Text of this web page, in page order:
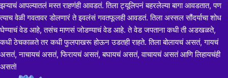
झऱ्याचं आपल्यातलं मस्त राहणंही आवडतं. तिला ट्यूलिपनं बहरलेल्या बागा आवडतात, पण
त्याच वेळी गवतावर डोलणारं ते इवलंसं गवतफूलही आवडतं. तिला अस्सल सौंदर्याचा शोध
घेण्याचं वेड आहे, तसंच माणसं जोडण्याचं वेड आहे. ते वेड जपताना कधी ती अडखळते,
कधी ठेचकाळते तर कधी फुलपाखरू होऊन उडतही राहते. तिला बोलायचं असतं, गायचं
असतं, नाचायचं असतं, फिरायचं असतं, बघायचं असतं, वाचायचं असतं आणि लिहायचंही
असतं!